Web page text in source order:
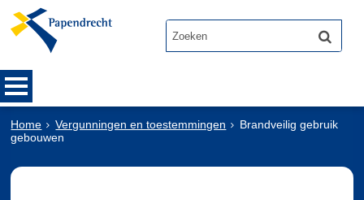
Home Vergunningen en toestemmingen
Brandveilig gebruik
gebouwen